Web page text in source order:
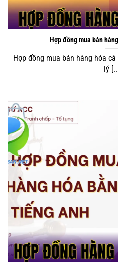
Hình minh họa quy định
Đối với hàng hóa cần bảo
tươi sống, dược phẩm hay hóa
định cụ thể về điều kiện vận
các biện pháp an toàn. Bên
bảo hàng hóa được vận
người nhận trong tình trạng
Điều khoản bảo
sản phẩm
Chất lượng hàng hóa là yếu
dịch thương mại.
Hợp đồng
định rõ tiêu chuẩn chất
nghiệm thu hàng hóa. Đối với
chuẩn kỹ thuật cụ thể, cần
HỢP ĐỒNG
Hợp đồng mua bán
Hợp đồng mua bán hàng hóa
lý
HỢP ĐỒNG HÀNG